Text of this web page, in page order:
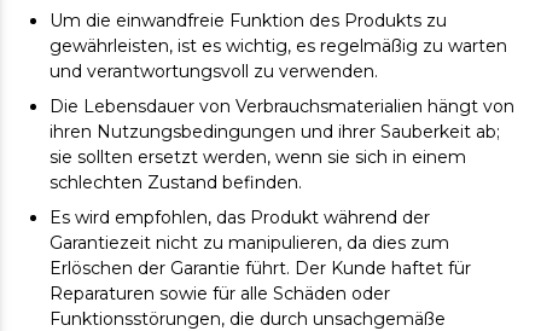
Um die einwandfreie Funktion des Produkts zu
gewährleisten, ist es wichtig, es regelmäßig zu warten
und verantwortungsvoll zu verwenden.
Die Lebensdauer von Verbrauchsmaterialien hängt von
ihren Nutzungsbedingungen und ihrer Sauberkeit ab;
sie sollten ersetzt werden, wenn sie sich in einem
schlechten Zustand befinden.
Es wird empfohlen, das Produkt während der
Garantiezeit nicht zu manipulieren, da dies zum
Erlöschen der Garantie führt. Der Kunde haftet für
Reparaturen sowie für alle Schäden oder
Funktionsstörungen, die durch unsachgemäße